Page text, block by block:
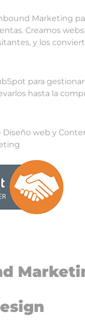
Marketing
Creamos
y los
para
hasta la
Diseño web y